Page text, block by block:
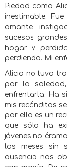
Piedad como
inestimable.
amante,
sucesos
hogar y
perdiendo. Mi
Alicia no tuvo
por la
enfrentarla. Ha
mis recónditos
por ella es un
que sólo ha
jóvenes no
los meses sin
ausencia nos